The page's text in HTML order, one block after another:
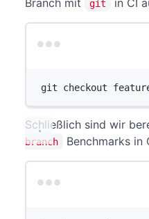
git
git checkout
Schließlich sind wir
branch
Benchmarks in